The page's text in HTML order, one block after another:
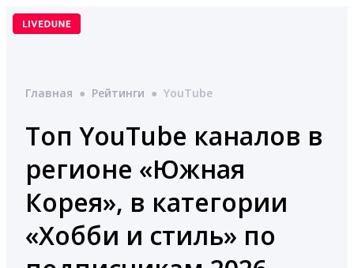
Перейти
Главная ● Рейтинги ● YouTube
Топ YouTube каналов в
регионе «Южная
Корея», в категории
«Хобби и стиль» по